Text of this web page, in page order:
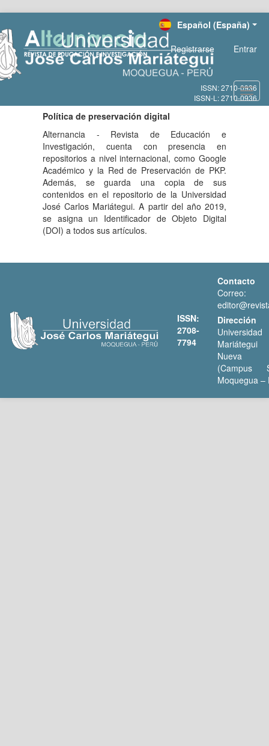
rápido
al
contenido
de
la
principal
principal
Barra
lateral
Español (España)
Registrarse
Entrar
Política de preservación digital
Alternancia - Revista de Educación e
Investigación, cuenta con presencia en
repositorios a nivel internacional, como Google
Académico y la Red de Preservación de PKP.
Además, se guarda una copia de sus
contenidos en el repositorio de la Universidad
José Carlos Mariátegui. A partir del año 2019,
se asigna un Identificador de Objeto Digital
(DOI) a todos sus artículos.
ISSN:
2708-
7794
Contacto
Correo:
Dirección
Mariátegui
Nueva
(Campus
Moquegua –